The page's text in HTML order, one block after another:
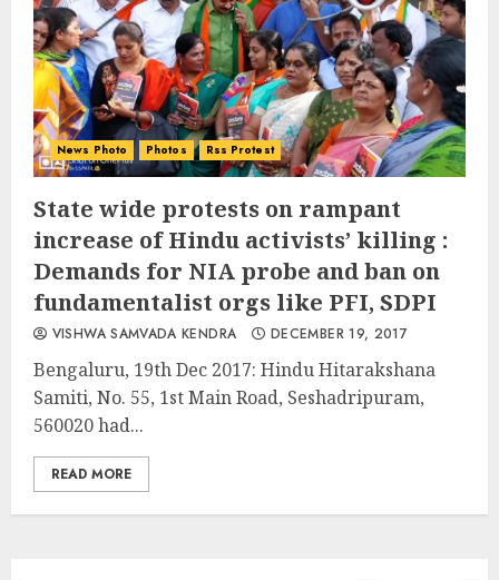
News Photo Photos Rss Protest
State wide protests on rampant
increase of Hindu activists’ killing :
Demands for NIA probe and ban on
fundamentalist orgs like PFI, SDPI
VISHWA SAMVADA KENDRA DECEMBER 19, 2017
Bengaluru, 19th Dec 2017: Hindu Hitarakshana
Samiti, No. 55, 1st Main Road, Seshadripuram,
560020 had...
READ MORE